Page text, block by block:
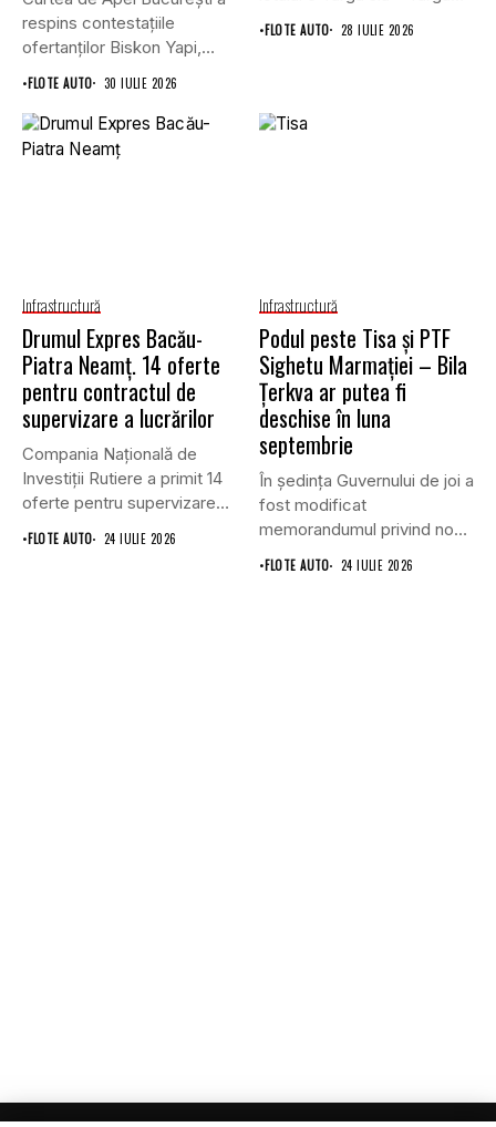
respins contestațiile
ofertanților Biskon Yapi,
Straco și...
•FLOTE AUTO 30 IULIE 2026
Cărbunești,...
•FLOTE AUTO 28 IULIE 2026
Infrastructură
Drumul Expres Bacău-
Piatra Neamț. 14 oferte
pentru contractul de
supervizare a lucrărilor
Compania Națională de
Investiții Rutiere a primit 14
oferte pentru supervizarea
lucrărilor...
•FLOTE AUTO 24 IULIE 2026
Infrastructură
Podul peste Tisa și PTF
Sighetu Marmației – Bila
Țerkva ar putea fi
deschise în luna
septembrie
În ședința Guvernului de joi a
fost modificat
memorandumul privind noul
punct...
•FLOTE AUTO 24 IULIE 2026